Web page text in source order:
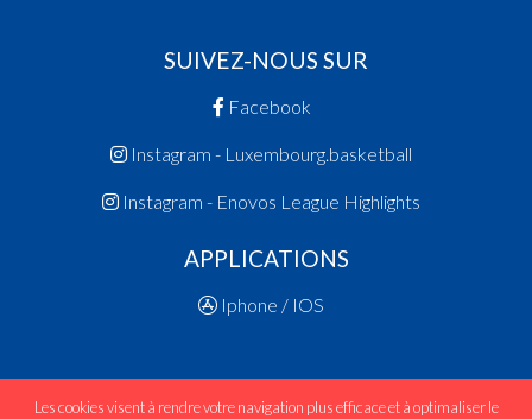
SUIVEZ-NOUS SUR
Facebook
Instagram - Luxembourg.basketball
Instagram - Enovos League Highlights
APPLICATIONS
Iphone / IOS
Les cookies visent à rendre votre navigation plus efficace et à optimaliser le